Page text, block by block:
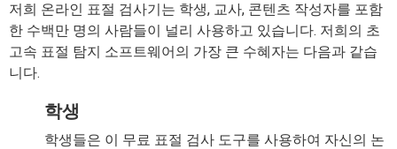
저희 온라인 표절 검사기는 학생, 교사, 콘텐츠 작성자를 포함
한 수백만 명의 사람들이 널리 사용하고 있습니다. 저희의 초
고속 표절 탐지 소프트웨어의 가장 큰 수혜자는 다음과 같습
니다.
학생
학생들은 이 무료 표절 검사 도구를 사용하여 자신의 논